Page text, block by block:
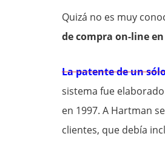
Quizá no es muy
de compra on-line
La patente de un
sistema fue
en 1997. A Hartman
clientes, que debía